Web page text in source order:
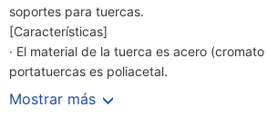
soportes para tuercas.
[Características]
· El material de la tuerca es acero
portatuercas es poliacetal.
· Compatible con varios tipos de marcos.
Mostrar más